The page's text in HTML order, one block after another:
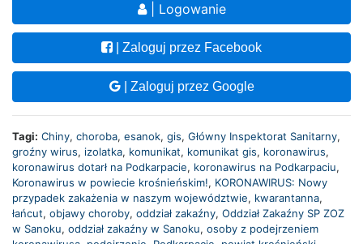
| Logowanie
| Zaloguj przez Facebook
| Zaloguj przez Google
Tagi: Chiny, choroba, esanok, gis, Główny Inspektorat Sanitarny,
groźny wirus, izolatka, komunikat, komunikat gis, koronawirus,
koronawirus dotarł na Podkarpacie, koronawirus na Podkarpaciu,
Koronawirus w powiecie krośnieńskim!, KORONAWIRUS: Nowy
przypadek zakażenia w naszym województwie, kwarantanna,
łańcut, objawy choroby, oddział zakaźny, Oddział Zakaźny SP ZOZ
w Sanoku, oddział zakaźny w Sanoku, osoby z podejrzeniem